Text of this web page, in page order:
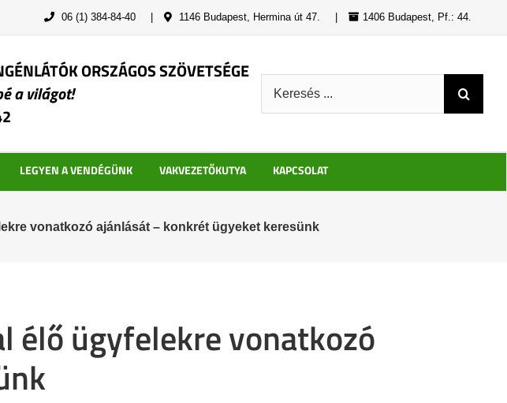
06 (1) 384-84-40 1146 Budapest, Hermina út 47. 1406 Budapest, Pf.: 44.
ORSZÁGOS SZÖVETSÉGE
a világot!
LEGYEN A VENDÉGÜNK VAKVEZETŐKUTYA KAPCSOLAT
vonatkozó ajánlását – konkrét ügyeket keresünk
élő ügyfelekre vonatkozó